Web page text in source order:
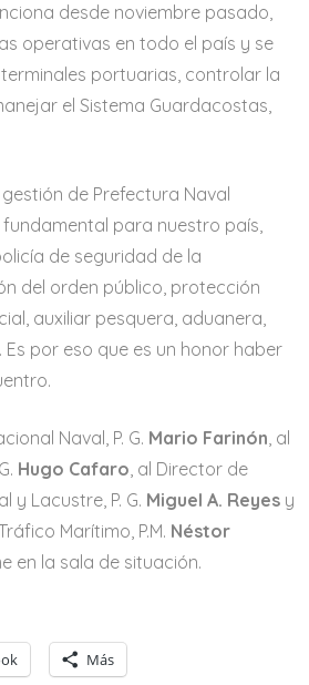
desde noviembre pasado,
operativas en todo el país y se
portuarias, controlar la
el Sistema Guardacostas,
de Prefectura Naval
para nuestro país,
de seguridad de la
del orden público, protección
auxiliar pesquera, aduanera,
por eso que es un honor haber
Naval, P. G. Mario Farinón, al
Hugo Cafaro, al Director de
y Lacustre, P. G. Miguel A. Reyes y
Marítimo, P.M. Néstor
en la sala de situación.
Más